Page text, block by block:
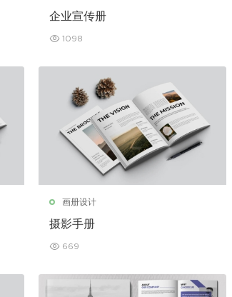
企业宣传册
1098
画册设计
摄影手册
669